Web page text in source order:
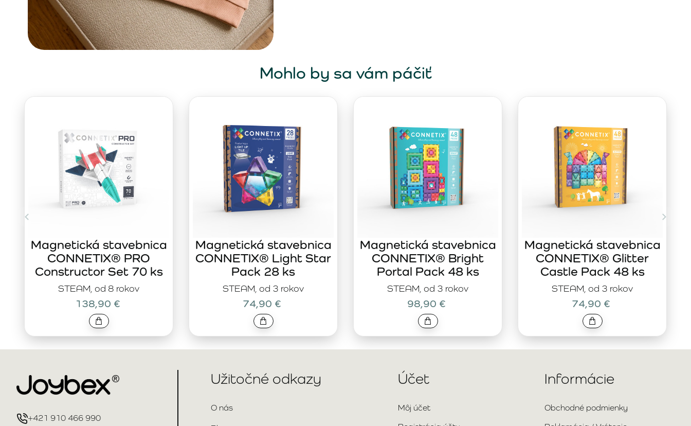
Mohlo by sa vám páčiť
STEAM, od 8 rokov
Magnetická stavebnica
CONNETIX® PRO
Constructor Set 70 ks
138,90 €
STEAM, od 3 rokov
Magnetická stavebnica
CONNETIX® Light Star
Pack 28 ks
74,90 €
STEAM, od 3 rokov
Magnetická stavebnica
CONNETIX® Bright
Portal Pack 48 ks
98,90 €
STEAM, od 3 rokov
Magnetická stavebnica
CONNETIX® Glitter
Castle Pack 48 ks
74,90 €
+421 910 466 990
Užitočné odkazy
O nás
Účet
Môj účet
Informácie
Obchodné podmienky